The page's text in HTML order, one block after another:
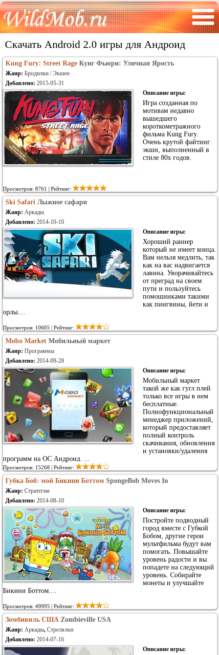
Скачать Android 2.0 игры для Андроид
Kung Fury: Street Rage Кунг Фьюри: Уличная Ярость
Жанр: Бродилки / Экшен
Добавлено: 2015-05-31
Описание игры:
Игра созданная по
мотивам недавно
вышедшего
короткометражного
фильма Kung Fury.
Очень крутой файтинг
экшн, выполненный в
стиле 80х годов.
Просмотров: 8761 | Рейтинг:
Ski Safari Лыжное сафари
Жанр: Аркады
Добавлено: 2014-10-10
Описание игры:
Хороший раннер
который не имеет конца.
Вам нельзя медлить, так
как на вас надвигается
лавина. Уворачивайтесь
от преград на своем
пути и пользуйтесь
помошниками такими
как пингвины, йети и
орлы....
Просмотров: 10605 | Рейтинг:
Mobo Market Мобильный маркет
Жанр: Программы
Добавлено: 2014-09-28
Описание игры:
Мобильный маркет
такой же как гугл плей
только все игры в нем
бесплатные.
Полнофункциональный
менеджер приложений,
который предоставляет
полный контроль
скачивания, обновления
и установки/удаления
программ на ОС Андроид. ...
Просмотров: 15268 | Рейтинг:
Губка Боб: мой Бикини Боттом SpongeBob Moves In
Жанр: Стратегии
Добавлено: 2014-08-10
Описание игры:
Постройте подводный
город вместе с Губкой
Бобом, другие герои
мультфильма будут вам
помогать. Повышайте
уровень радости и вы
попадете на следующий
уровень. Собирайте
монеты и улучшайте
Бикини Боттом....
Просмотров: 49995 | Рейтинг:
Зомбивиль США Zombieville USA
Жанр: Аркады, Стрелялки
Добавлено: 2014-07-16
Описание игры: